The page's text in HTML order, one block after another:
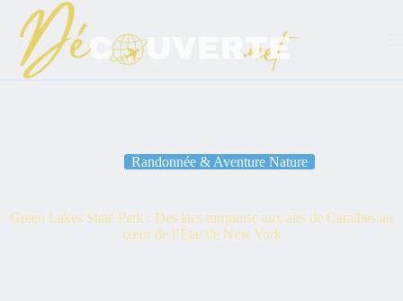
contenu
Randonnée & Aventure Nature
Green Lakes State Park : Des lacs turquoise aux airs de Caraïbes au
cœur de l’État de New York